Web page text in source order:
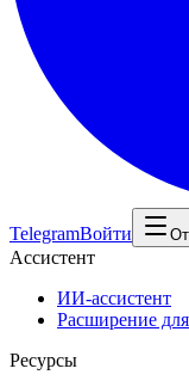
TelegramВойти
Ассистент
ИИ-ассистент
Расширение для
Ресурсы